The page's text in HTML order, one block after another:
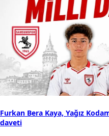
Furkan Bera Kaya, Yağız
daveti